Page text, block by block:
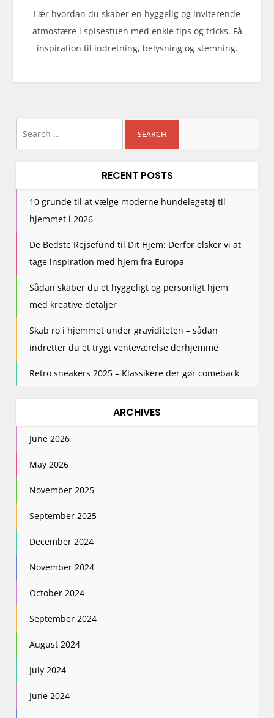
Lær hvordan du skaber en hyggelig og inviterende
atmosfære i spisestuen med enkle tips og tricks. Få
inspiration til indretning, belysning og stemning.
RECENT POSTS
10 grunde til at vælge moderne hundelegetøj til
hjemmet i 2026
De Bedste Rejsefund til Dit Hjem: Derfor elsker vi at
tage inspiration med hjem fra Europa
Sådan skaber du et hyggeligt og personligt hjem
med kreative detaljer
Skab ro i hjemmet under graviditeten – sådan
indretter du et trygt venteværelse derhjemme
Retro sneakers 2025 – Klassikere der gør comeback
ARCHIVES
June 2026
May 2026
November 2025
September 2025
December 2024
November 2024
October 2024
September 2024
August 2024
July 2024
June 2024